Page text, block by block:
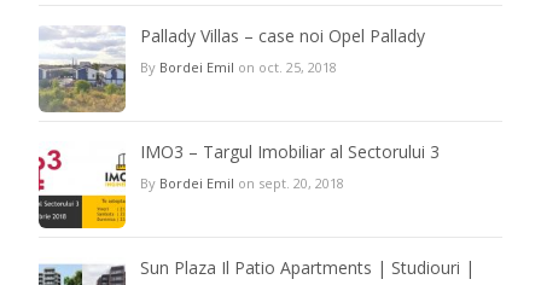
Pallady Villas – case noi Opel Pallady
By Bordei Emil on oct. 25, 2018
IMO3 – Targul Imobiliar al Sectorului 3
By Bordei Emil on sept. 20, 2018
Sun Plaza Il Patio Apartments | Studiouri |